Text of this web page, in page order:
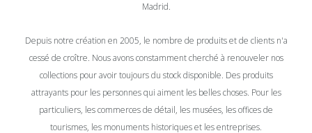
Madrid.
Depuis notre création en 2005, le nombre de produits et de clients n'a
cessé de croître. Nous avons constamment cherché à renouveler nos
collections pour avoir toujours du stock disponible. Des produits
attrayants pour les personnes qui aiment les belles choses. Pour les
particuliers, les commerces de détail, les musées, les offices de
tourismes, les monuments historiques et les entreprises.